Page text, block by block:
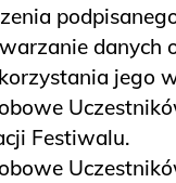
danych
jego
Festiwalu.